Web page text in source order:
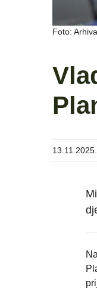
Foto:
13.11.2025.